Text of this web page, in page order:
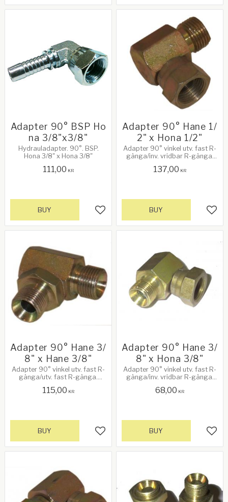
Adapter 90° BSP Ho
na 3/8"x3/8"
Hydrauladapter. 90°. BSP.
Hona 3/8" x Hona 3/8"
111,00 KR
Add to favorites
BUY
Adapter 90° Hane 1/
2" x Hona 1/2"
Adapter 90° vinkel utv. fast R-
gänga/inv. vridbar R-gänga.
1/2"
137,00 KR
BUY
Adapter 90° Hane 3/
8" x Hane 3/8"
Adapter 90° vinkel utv. fast R-
gänga/utv. fast R-gänga.
3/8"
115,00 KR
Add to favorites
BUY
Adapter 90° Hane 3/
8" x Hona 3/8"
Adapter 90° vinkel utv. fast R-
gänga/inv. vridbar R-gänga.
3/8"
68,00 KR
BUY